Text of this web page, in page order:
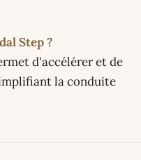
Step ?
d'accélérer et de
la conduite